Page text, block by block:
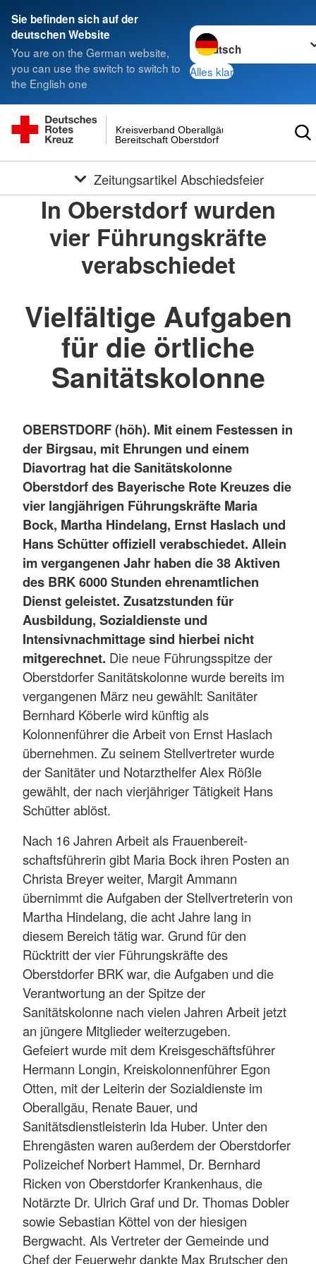
Sie befinden sich auf der
deutschen Website
You are on the German website,
you can use the switch to switch to
the English one
Sprache wechseln zu
Alles klar
Bereitschaft Oberstdorf
Kreisverband Oberallgäu
Zeitungsartikel Abschiedsfeier
In Oberstdorf wurden
vier Führungskräfte
verabschiedet
Vielfältige Aufgaben
für die örtliche
Sanitätskolonne
OBERSTDORF (höh). Mit einem Festessen in
der Birgsau, mit Ehrungen und einem
Diavortrag hat die Sanitätskolonne
Oberstdorf des Bayerische Rote Kreuzes die
vier langjährigen Führungskräfte Maria
Bock, Martha Hindelang, Ernst Haslach und
Hans Schütter offiziell verabschiedet. Allein
im vergangenen Jahr haben die 38 Aktiven
des BRK 6000 Stunden ehrenamtlichen
Dienst geleistet. Zusatzstunden für
Ausbildung, Sozialdienste und
Intensivnachmittage sind hierbei nicht
mitgerechnet. Die neue Führungsspitze der
Oberstdorfer Sanitätskolonne wurde bereits im
vergangenen März neu gewählt: Sanitäter
Bernhard Köberle wird künftig als
Kolonnenführer die Arbeit von Ernst Haslach
übernehmen. Zu seinem Stellvertreter wurde
der Sanitäter und Notarzthelfer Alex Rößle
gewählt, der nach vierjähriger Tätigkeit Hans
Schütter ablöst.
Nach 16 Jahren Arbeit als Frauenbereit-
schaftsführerin gibt Maria Bock ihren Posten an
Christa Breyer weiter, Margit Ammann
übernimmt die Aufgaben der Stellvertreterin von
Martha Hindelang, die acht Jahre lang in
diesem Bereich tätig war. Grund für den
Rücktritt der vier Führungskräfte des
Oberstdorfer BRK war, die Aufgaben und die
Verantwortung an der Spitze der
Sanitätskolonne nach vielen Jahren Arbeit jetzt
an jüngere Mitglieder weiterzugeben.
Gefeiert wurde mit dem Kreisgeschäftsführer
Hermann Longin, Kreiskolonnenführer Egon
Otten, mit der Leiterin der Sozialdienste im
Oberallgäu, Renate Bauer, und
Sanitätsdienstleisterin Ida Huber. Unter den
Ehrengästen waren außerdem der Oberstdorfer
Polizeichef Norbert Hammel, Dr. Bernhard
Ricken von Oberstdorfer Krankenhaus, die
Notärzte Dr. Ulrich Graf und Dr. Thomas Dobler
sowie Sebastian Köttel von der hiesigen
Bergwacht. Als Vertreter der Gemeinde und
Chef der Feuerwehr dankte Max Brutscher den